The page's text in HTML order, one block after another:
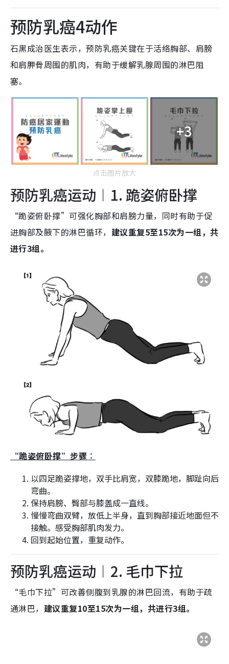
预防乳癌4动作
石黑成治医生表示，预防乳癌关键在于活络胸部、肩膀
和肩胛骨周围的肌肉，有助于缓解乳腺周围的淋巴阻
塞。
+3
点击图片放大
预防乳癌运动︱1. 跪姿俯卧撑
“跪姿俯卧撑”可强化胸部和肩膀力量，同时有助于促
进胸部及腋下的淋巴循环， 建议重复5至15次为一组，共
进行3组。
“跪姿俯卧撑”步骤︰
以四足跪姿撑地，双手比肩宽，双膝跪地，脚趾向后
弯曲。
保持肩膀、臀部与膝盖成一直线。
慢慢弯曲双臂，放低上半身，直到胸部接近地面但不
接触。感受胸部肌肉发力。
回到起始位置，重复动作。
预防乳癌运动︱2. 毛巾下拉
“毛巾下拉”可改善侧腹到乳腺的淋巴回流，有助于疏
通淋巴， 建议重复10至15次为一组，共进行3组。